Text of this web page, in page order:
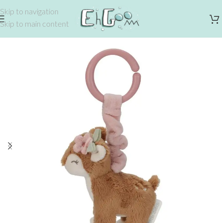
Skip to navigation
Skip to main content